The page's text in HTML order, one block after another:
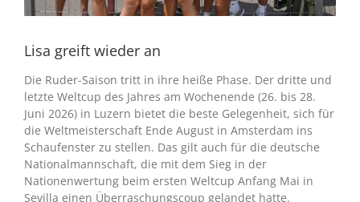
Lisa greift wieder an
Die Ruder-Saison tritt in ihre heiße Phase. Der dritte und
letzte Weltcup des Jahres am Wochenende (26. bis 28.
Juni 2026) in Luzern bietet die beste Gelegenheit, sich für
die Weltmeisterschaft Ende August in Amsterdam ins
Schaufenster zu stellen. Das gilt auch für die deutsche
Nationalmannschaft, die mit dem Sieg in der
Nationenwertung beim ersten Weltcup Anfang Mai in
Sevilla einen Überraschungscoup gelandet hatte.